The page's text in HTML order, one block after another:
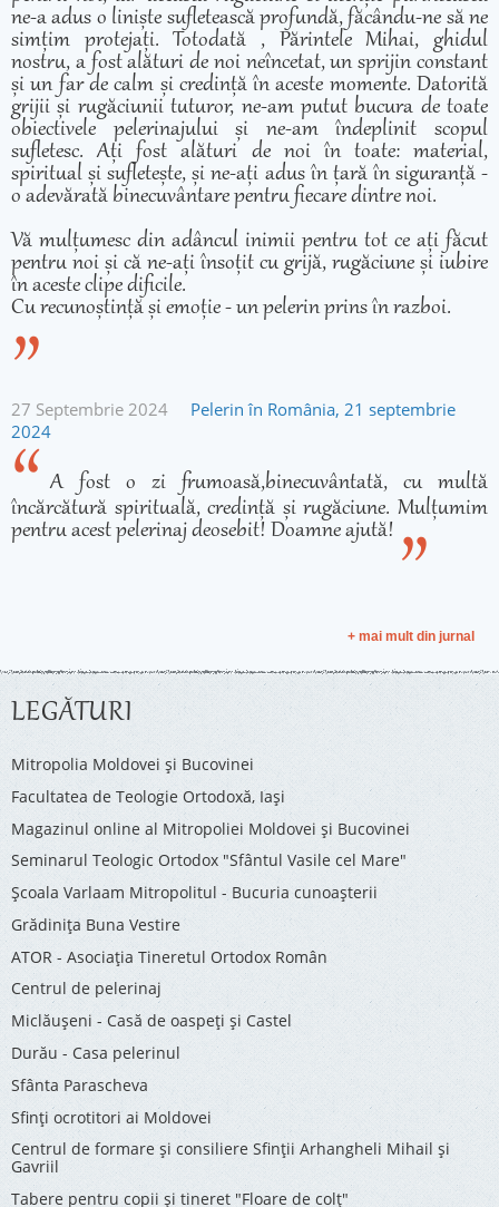
ne-a adus o liniște sufletească profundă, făcându-ne să ne
simțim protejați. Totodată , Părintele Mihai, ghidul
nostru, a fost alături de noi neîncetat, un sprijin constant
și un far de calm și credință în aceste momente. Datorită
grijii și rugăciunii tuturor, ne-am putut bucura de toate
obiectivele pelerinajului și ne-am îndeplinit scopul
sufletesc. Ați fost alături de noi în toate: material,
spiritual și sufletește, și ne-ați adus în țară în siguranță -
o adevărată binecuvântare pentru fiecare dintre noi.
Vă mulțumesc din adâncul inimii pentru tot ce ați făcut
pentru noi și că ne-ați însoțit cu grijă, rugăciune și iubire
în aceste clipe dificile.
Cu recunoștință și emoție - un pelerin prins în razboi.
27 Septembrie 2024
Pelerin în România, 21 septembrie
2024
A fost o zi frumoasă,binecuvântată, cu multă
încărcătură spirituală, credință și rugăciune. Mulțumim
pentru acest pelerinaj deosebit! Doamne ajută!
+ mai mult din jurnal
LEGĂTURI
Mitropolia Moldovei și Bucovinei
Facultatea de Teologie Ortodoxă, Iaşi
Magazinul online al Mitropoliei Moldovei și Bucovinei
Seminarul Teologic Ortodox "Sfântul Vasile cel Mare"
Şcoala Varlaam Mitropolitul - Bucuria cunoaşterii
Grădinița Buna Vestire
ATOR - Asociaţia Tineretul Ortodox Român
Centrul de pelerinaj
Miclăușeni - Casă de oaspeţi şi Castel
Durău - Casa pelerinul
Sfânta Parascheva
Sfinți ocrotitori ai Moldovei
Centrul de formare și consiliere Sfinții Arhangheli Mihail și
Gavriil
Tabere pentru copii şi tineret "Floare de colţ"